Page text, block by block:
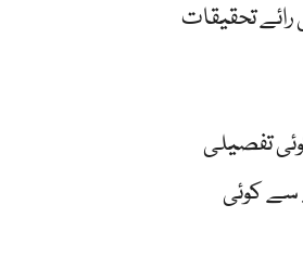
تحقیقات
تفصیلی
سے کوئی